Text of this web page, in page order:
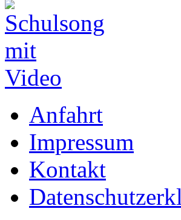
Anfahrt
Impressum
Kontakt